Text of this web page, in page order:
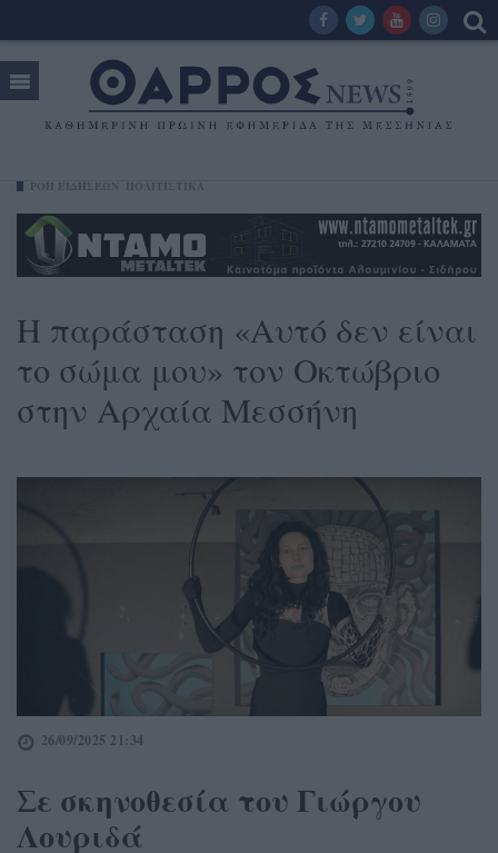
Η παράσταση «Αυτό δεν είναι
το σώμα μου» τον Οκτώβριο
στην Αρχαία Μεσσήνη
26/09/2025 21:34
Σε σκηνοθεσία του Γιώργου
Λουριδά